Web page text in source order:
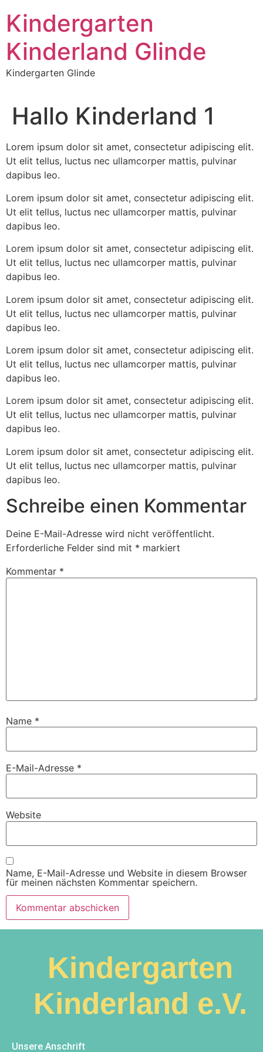
Kindergarten
Kinderland Glinde
Kindergarten Glinde
Hallo Kinderland 1
Lorem ipsum dolor sit amet, consectetur adipiscing elit.
Ut elit tellus, luctus nec ullamcorper mattis, pulvinar
dapibus leo.
Lorem ipsum dolor sit amet, consectetur adipiscing elit.
Ut elit tellus, luctus nec ullamcorper mattis, pulvinar
dapibus leo.
Lorem ipsum dolor sit amet, consectetur adipiscing elit.
Ut elit tellus, luctus nec ullamcorper mattis, pulvinar
dapibus leo.
Lorem ipsum dolor sit amet, consectetur adipiscing elit.
Ut elit tellus, luctus nec ullamcorper mattis, pulvinar
dapibus leo.
Lorem ipsum dolor sit amet, consectetur adipiscing elit.
Ut elit tellus, luctus nec ullamcorper mattis, pulvinar
dapibus leo.
Lorem ipsum dolor sit amet, consectetur adipiscing elit.
Ut elit tellus, luctus nec ullamcorper mattis, pulvinar
dapibus leo.
Lorem ipsum dolor sit amet, consectetur adipiscing elit.
Ut elit tellus, luctus nec ullamcorper mattis, pulvinar
dapibus leo.
Schreibe einen Kommentar
Deine E-Mail-Adresse wird nicht veröffentlicht.
Erforderliche Felder sind mit * markiert
Kommentar *
Name *
E-Mail-Adresse *
Website
Name, E-Mail-Adresse und Website in diesem Browser
für meinen nächsten Kommentar speichern.
Kindergarten
Kinderland e.V.​
Unsere Anschrift